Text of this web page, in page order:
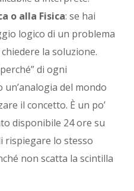
o alla Fisica: se hai
logico di un problema
la soluzione.
di ogni
del mondo
il concetto. È un po’
disponibile 24 ore su
rispiegare lo stesso
non scatta la scintilla